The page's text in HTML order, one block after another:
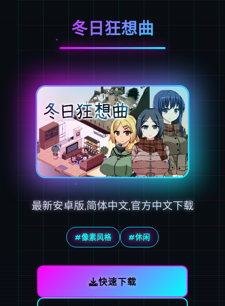
冬日狂想曲
最新安卓版,简体中文,官方中文下载
#像素风格 #休闲
快速下载